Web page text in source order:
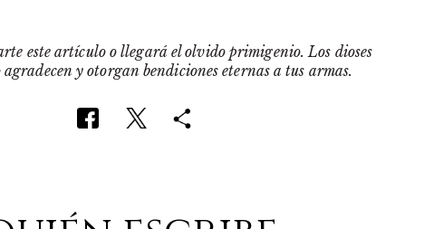
este artículo o llegará el olvido primigenio. Los dioses
agradecen y otorgan bendiciones eternas a tus armas.